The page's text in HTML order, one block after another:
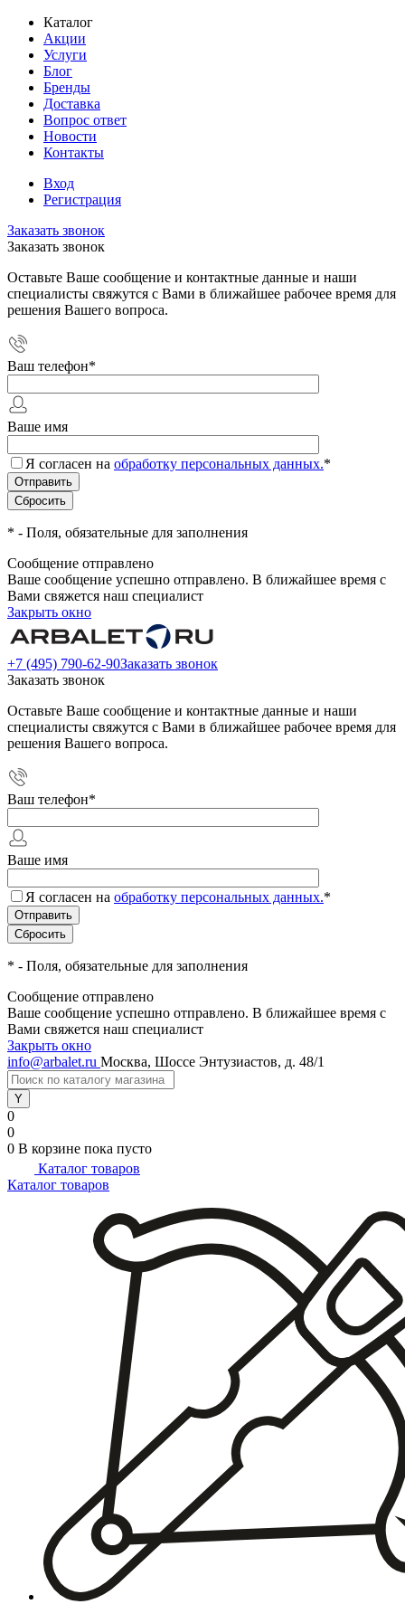
Каталог
Акции
Услуги
Блог
Бренды
Доставка
Вопрос ответ
Новости
Контакты
Вход
Регистрация
Заказать звонок
Заказать звонок
Оставьте Ваше сообщение и контактные данные и наши
специалисты свяжутся с Вами в ближайшее рабочее время для
решения Вашего вопроса.
Ваш телефон*
Ваше имя
Я согласен на обработку персональных данных.*
* - Поля, обязательные для заполнения
Сообщение отправлено
Ваше сообщение успешно отправлено. В ближайшее время с
Вами свяжется наш специалист
Закрыть окно
+7 (495) 790-62-90Заказать звонок
Заказать звонок
Оставьте Ваше сообщение и контактные данные и наши
специалисты свяжутся с Вами в ближайшее рабочее время для
решения Вашего вопроса.
Ваш телефон*
Ваше имя
Я согласен на обработку персональных данных.*
* - Поля, обязательные для заполнения
Сообщение отправлено
Ваше сообщение успешно отправлено. В ближайшее время с
Вами свяжется наш специалист
Закрыть окно
info@arbalet.ru Москва, Шоссе Энтузиастов, д. 48/1
0
0
0 В корзине пока пусто
Каталог товаров
Каталог товаров